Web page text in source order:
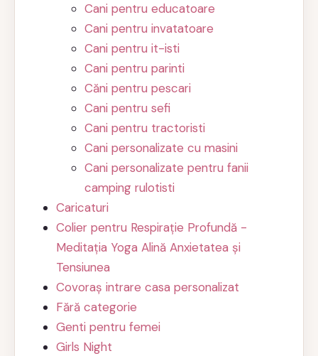
Cani pentru educatoare
Cani pentru invatatoare
Cani pentru it-isti
Cani pentru parinti
Căni pentru pescari
Cani pentru sefi
Cani pentru tractoristi
Cani personalizate cu masini
Cani personalizate pentru fanii
camping rulotisti
Caricaturi
Colier pentru Respirație Profundă -
Meditația Yoga Alină Anxietatea și
Tensiunea
Covoraș intrare casa personalizat
Fără categorie
Genti pentru femei
Girls Night